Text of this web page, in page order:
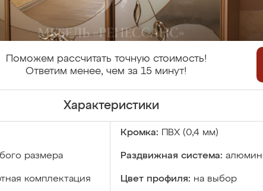
Поможем рассчитать точную стоимость!
Ответим менее, чем за 15 минут!
Характеристики
Кромка: ПВХ (0,4 мм)
размера Раздвижная система:
комплектация Цвет профиля: на выбор